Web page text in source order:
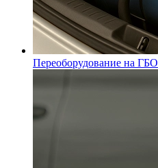
Переоборудование на ГБО